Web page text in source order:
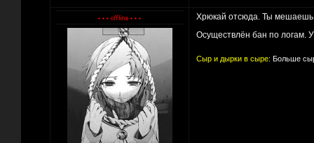
Хрюкай отсюда. Ты мешаешь
Осуществлён бан по логам.
Сыр и дырки в сыре: Больше